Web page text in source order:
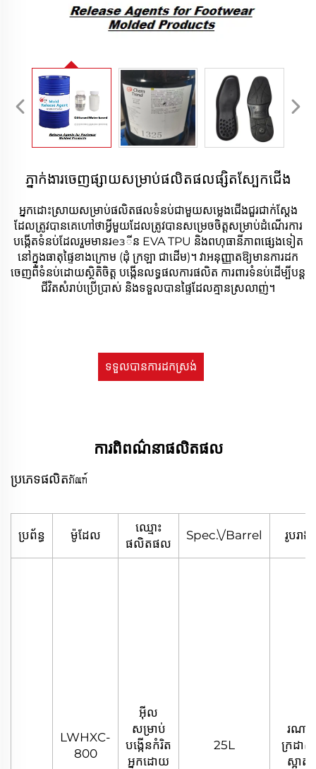
ភ្នាក់ងារចេញផ្សាយសម្រាប់ផលិតផលផ្សិតស្បែកជើង
អ្នកដោះស្រាយសម្រាប់ផលិតផលទំនប់ជាមួយសម្លេងជើងជួរជាក់ស្តែង
ដែលត្រូវបានគេហៅថាអ្វីមួយដែលត្រូវបានសម្រេចចិត្តសម្រាប់ដំណើរការ
បង្កើតទំនប់ដែលរួមមានរезីន EVA TPU និងពហុធានីភាពផ្សេងទៀត
នៅក្នុងធាតុផ្ទៃខាងក្រោម (ដុំ ក្រឡា ជាដើម)។ វាអនុញ្ញាតឱ្យមានការដក
ចេញពីទំនប់ដោយស្ថិតិចិត្ត បង្កើនលទ្ធផលការផលិត ការពារទំនប់ដើម្បីបន្ត
ជីវិតសំរាប់ប្រើប្រាស់ និងទទួលបានផ្ទៃដែលគ្មានស្រលាញ់។
ទទួលបានការដកស្រង់
ការពិពណ៌នាផលិតផល
ប្រភេទផលិតภัณฑ์
ប្រព័ន្ធ ម៉ូដែល
ឈ្មោះ
ផលិតផល
Spec.\/Barrel រូបរាង
LWHXC-
800
អ៊ីល
សម្រាប់
បង្កើនកំរិត
អ្នកដោយ
25L
រណា
ក្រដាស
ស្អាត